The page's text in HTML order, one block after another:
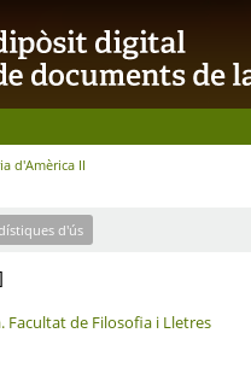
d'Amèrica II
d'ús
Facultat de Filosofia i Lletres